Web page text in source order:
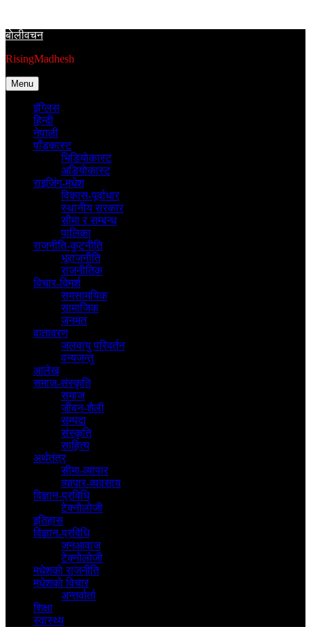
content
बाेलीवचन
RisingMadhesh
Menu
इंग्लिस
हिन्दी
नेपाली
पाँडकास्ट
भिडियाेकास्ट
अडियाेकास्ट
राइजिंग-मधेश
विकास-पूर्वाधार
स्थानीय सरकार
सीमा र सम्बन्ध
पालिका
राजनीति-कुटनीति
भूराजनीति
राजनीतिक
विचार-विमर्श
समसामयिक
सामाजिक
जनमत
वातावरण
जलवायु परिवर्तन
वन्यजन्तु
आलेख
समाज-संस्कृति
समाज
जीवन-शैली
सम्पदा
संस्कृति
साहित्य
अर्थतंत्र
सीमा-व्यापार
व्यापार-व्यवसाय
विज्ञान-प्रविधि
टेक्नोलोजी
इतिहास
विज्ञान-प्रविधि
जनआवाज
टेक्नोलोजी
मधेशकाे राजनीति
मधेशकाे विचार
अन्तर्वार्ता
शिक्षा
स्वास्थ्य